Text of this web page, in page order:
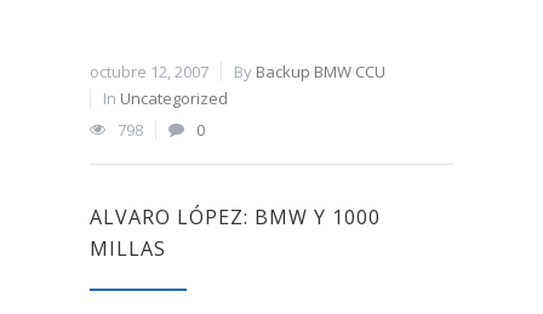
octubre 12, 2007 By Backup BMW CCU
In Uncategorized
798
0
ALVARO LÓPEZ: BMW Y 1000
MILLAS